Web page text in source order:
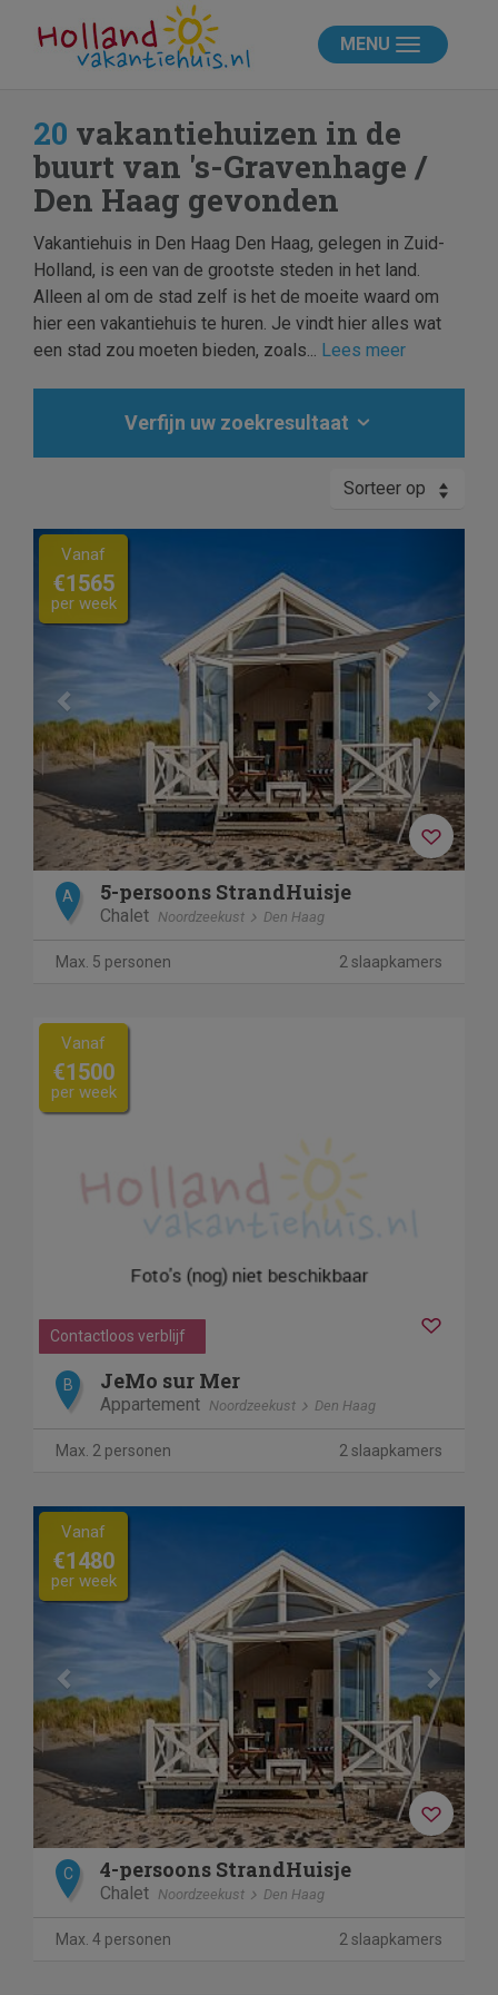
MENU
20 vakantiehuizen in de
buurt van 's-Gravenhage /
Den Haag gevonden
Vakantiehuis in Den Haag Den Haag, gelegen in Zuid-
Holland, is een van de grootste steden in het land.
Alleen al om de stad zelf is het de moeite waard om
hier een vakantiehuis te huren. Je vindt hier alles wat
een stad zou moeten bieden, zoals... Lees meer
Verfijn uw zoekresultaat
Sorteer op
Previous
Vanaf
€1565
per week
A 5-persoons StrandHuisje
Chalet Noordzeekust Den Haag
Max. 5 personen 2 slaapkamers
Contactloos verblijf
Vanaf
€1500
per week
B JeMo sur Mer
Appartement Noordzeekust Den Haag
Max. 2 personen 2 slaapkamers
Previous
Vanaf
€1480
per week
C 4-persoons StrandHuisje
Chalet Noordzeekust Den Haag
Max. 4 personen 2 slaapkamers